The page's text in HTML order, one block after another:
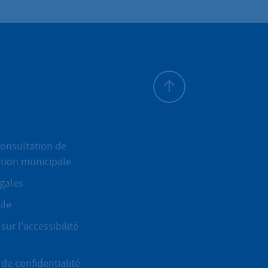
de
municipale
l'accessibilité
confidentialité